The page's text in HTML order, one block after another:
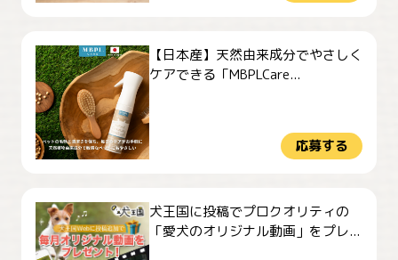
【日本産】天然由来成分でやさしく
ケアできる「MBPLCare...
応募する
犬王国に投稿でプロクオリティの
「愛犬のオリジナル動画」をプレ...